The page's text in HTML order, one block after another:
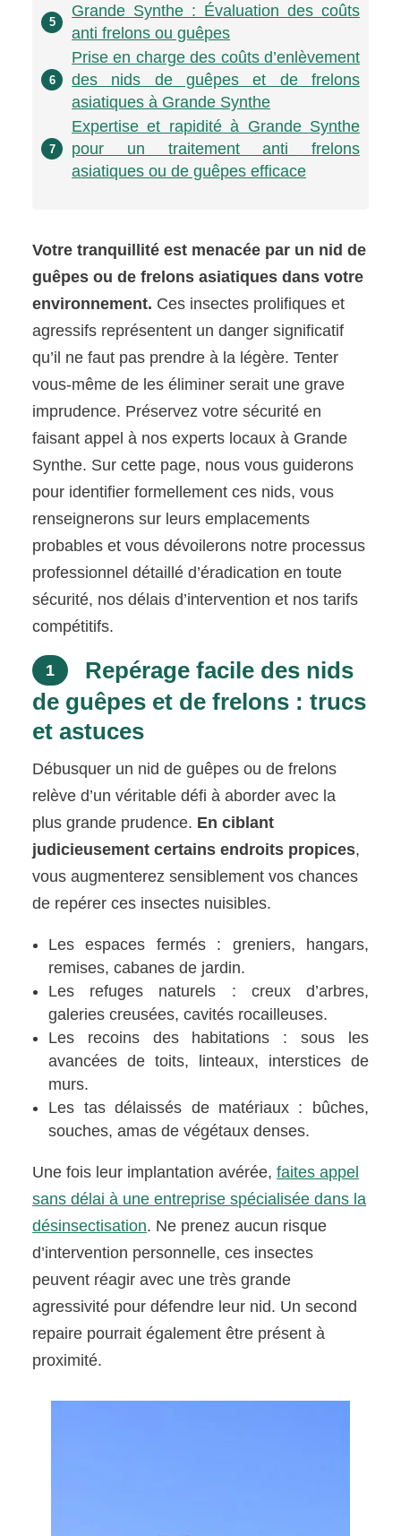
5
Grande Synthe : Évaluation des coûts
anti frelons ou guêpes
6
Prise en charge des coûts d’enlèvement
des nids de guêpes et de frelons
asiatiques à Grande Synthe
7
Expertise et rapidité à Grande Synthe
pour un traitement anti frelons
asiatiques ou de guêpes efficace
Votre tranquillité est menacée par un nid de
guêpes ou de frelons asiatiques dans votre
environnement. Ces insectes prolifiques et
agressifs représentent un danger significatif
qu’il ne faut pas prendre à la légère. Tenter
vous-même de les éliminer serait une grave
imprudence. Préservez votre sécurité en
faisant appel à nos experts locaux à Grande
Synthe. Sur cette page, nous vous guiderons
pour identifier formellement ces nids, vous
renseignerons sur leurs emplacements
probables et vous dévoilerons notre processus
professionnel détaillé d’éradication en toute
sécurité, nos délais d’intervention et nos tarifs
compétitifs.
1
Repérage facile des nids
de guêpes et de frelons : trucs
et astuces
Débusquer un nid de guêpes ou de frelons
relève d’un véritable défi à aborder avec la
plus grande prudence. En ciblant
judicieusement certains endroits propices,
vous augmenterez sensiblement vos chances
de repérer ces insectes nuisibles.
Les espaces fermés : greniers, hangars,
remises, cabanes de jardin.
Les refuges naturels : creux d’arbres,
galeries creusées, cavités rocailleuses.
Les recoins des habitations : sous les
avancées de toits, linteaux, interstices de
murs.
Les tas délaissés de matériaux : bûches,
souches, amas de végétaux denses.
Une fois leur implantation avérée,faites appel
sans délai à une entreprise spécialisée dans la
désinsectisation. Ne prenez aucun risque
d’intervention personnelle, ces insectes
peuvent réagir avec une très grande
agressivité pour défendre leur nid. Un second
repaire pourrait également être présent à
proximité.